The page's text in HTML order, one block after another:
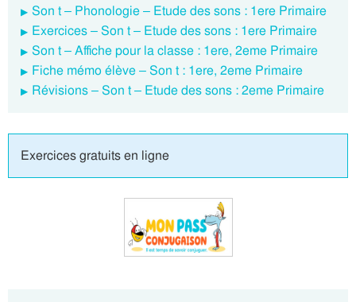
Son t – Phonologie – Etude des sons : 1ere Primaire
Exercices – Son t – Etude des sons : 1ere Primaire
Son t – Affiche pour la classe : 1ere, 2eme Primaire
Fiche mémo élève – Son t : 1ere, 2eme Primaire
Révisions – Son t – Etude des sons : 2eme Primaire
Exercices gratuits en ligne